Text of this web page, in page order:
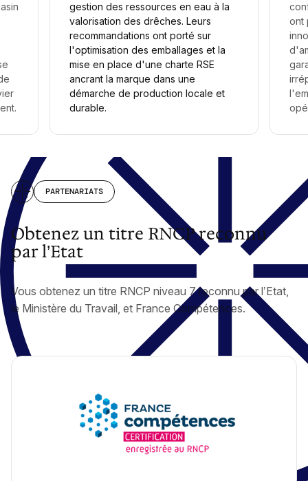
gestion des ressources en eau à la
valorisation des drêches. Leurs
recommandations ont porté sur
l'optimisation des emballages et la
mise en place d'une charte RSE
ancrant la marque dans une
démarche de production locale et
durable.
ont
PARTENARIATS
Obtenez un titre RNCP reconnu
par l’Etat
Vous obtenez un titre RNCP niveau 7 reconnu par l’Etat,
le Ministère du Travail, et France Compétences.